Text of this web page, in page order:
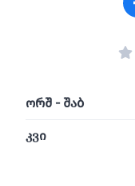
ორშ - შაბ
კვი